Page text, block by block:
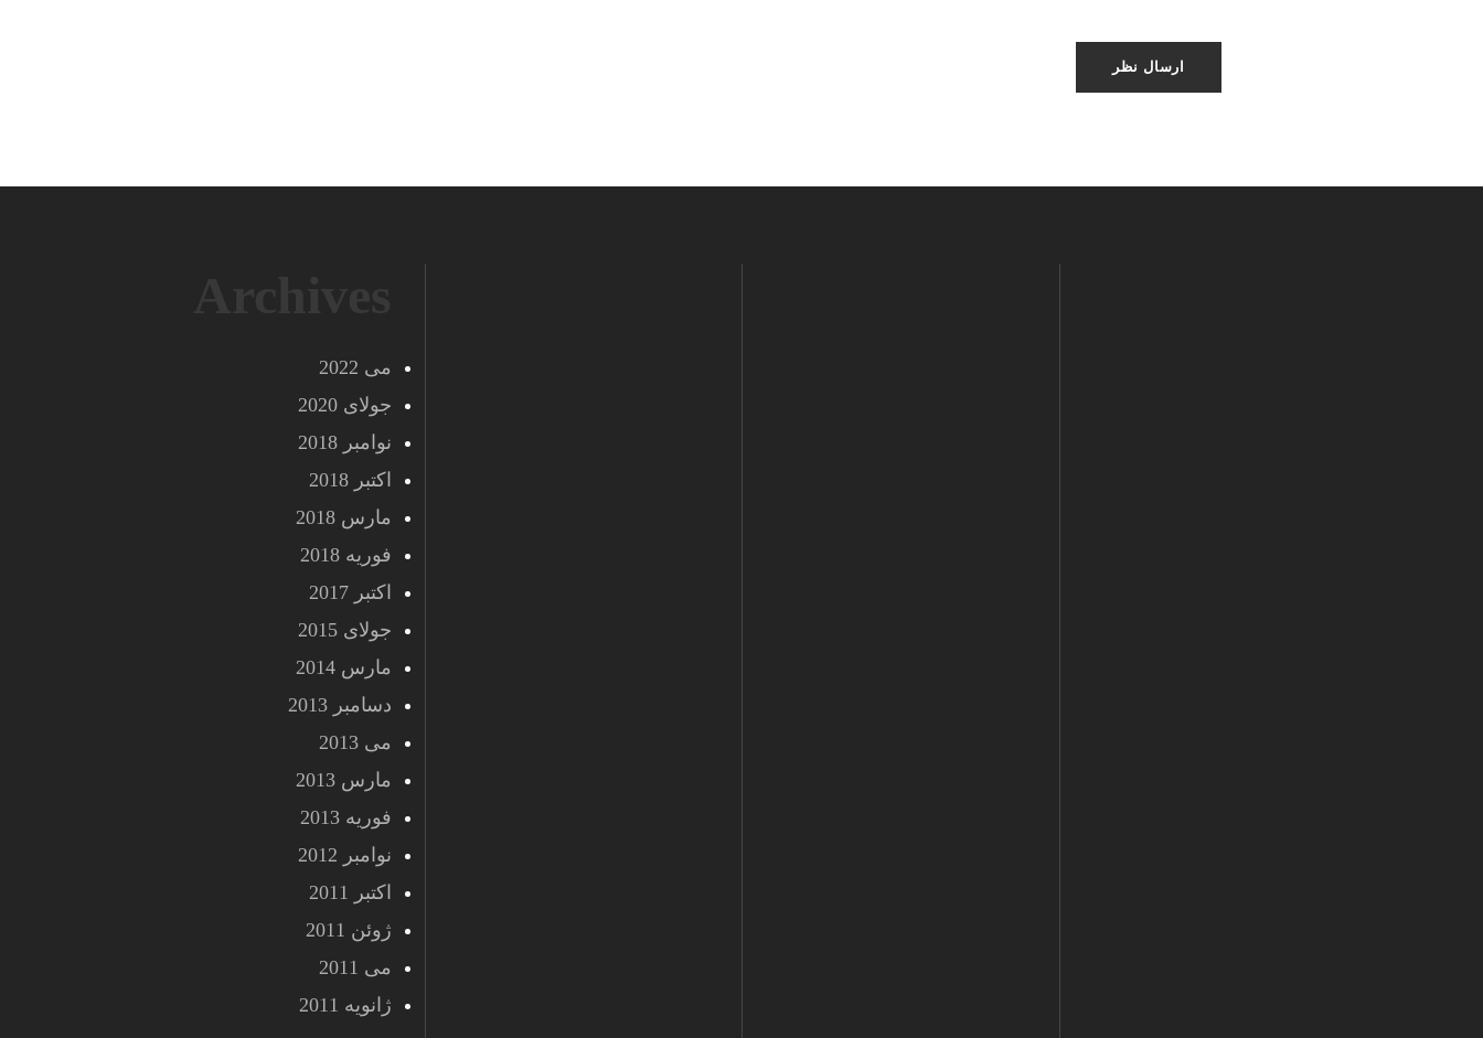
می 2022
جولای 2020
نوامبر 2018
اکتبر 2018
مارس 2018
فوریه 2018
اکتبر 2017
جولای 2015
مارس 2014
دسامبر 2013
می 2013
مارس 2013
فوریه 2013
نوامبر 2012
اکتبر 2011
ژوئن 2011
می 2011
ژانویه 2011